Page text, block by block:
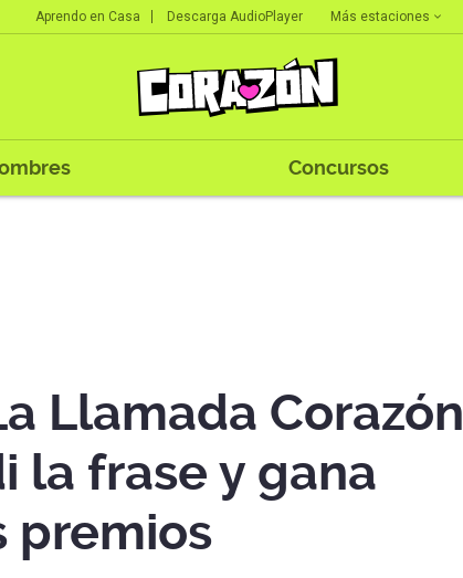
Aprendo en Casa Descarga AudioPlayer Más estaciones
Concursos
Llamada Corazón
la frase y gana
premios